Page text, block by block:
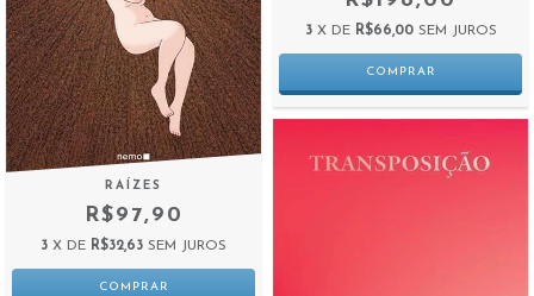
RAÍZES
R$97,90
3 X DE R$32,63 SEM JUROS
3 X DE R$66,00 SEM JUROS